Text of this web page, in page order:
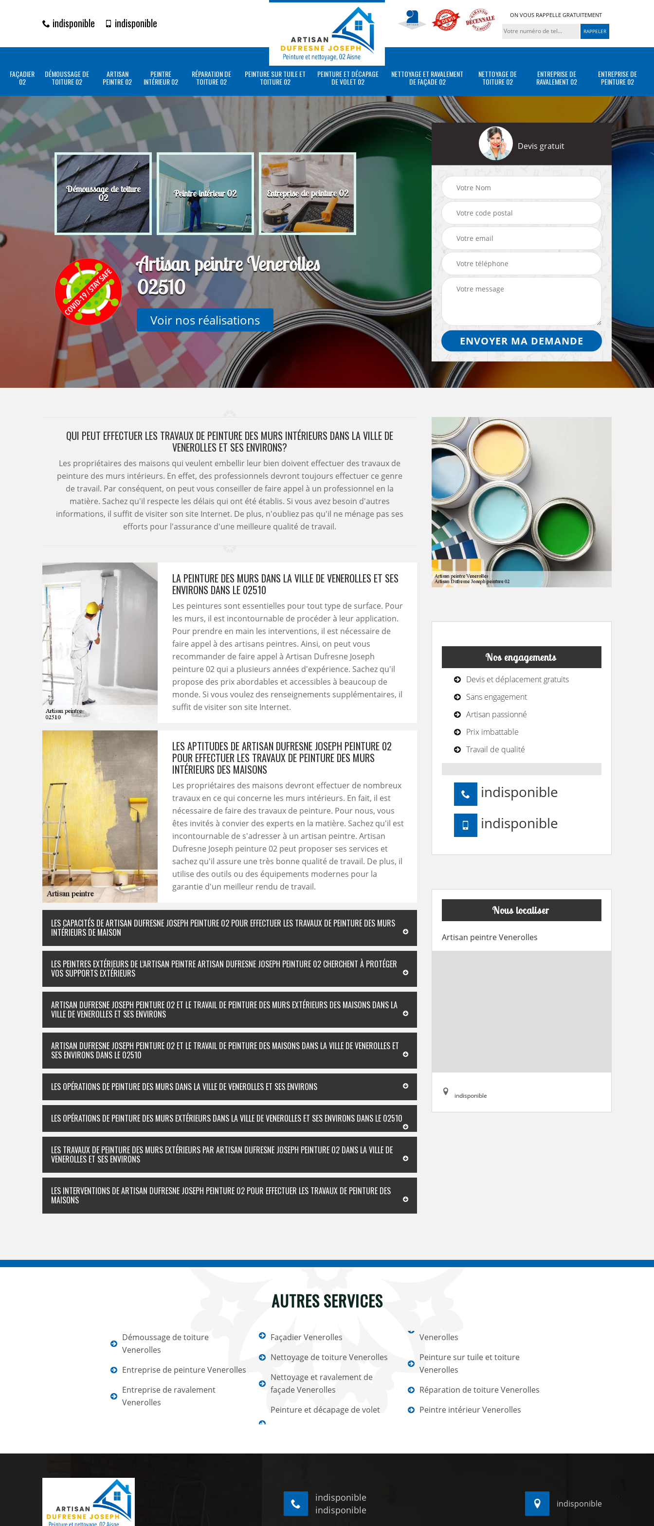
indisponible indisponible
ON VOUS RAPPELLE GRATUITEMENT
FAÇADIER
02
DÉMOUSSAGE DE
TOITURE 02
ARTISAN
PEINTRE 02
PEINTRE
INTÉRIEUR 02
RÉPARATION DE
TOITURE 02
PEINTURE SUR TUILE ET
TOITURE 02
PEINTURE ET DÉCAPAGE
DE VOLET 02
NETTOYAGE ET RAVALEMENT
DE FAÇADE 02
NETTOYAGE DE
TOITURE 02
ENTREPRISE DE
RAVALEMENT 02
ENTREPRISE DE
PEINTURE 02
Démoussage de toiture
02 Peintre intérieur 02 Entreprise de peinture 02
Artisan peintre Venerolles
02510
Voir nos réalisations
Devis gratuit
QUI PEUT EFFECTUER LES TRAVAUX DE PEINTURE DES MURS INTÉRIEURS DANS LA VILLE DE
VENEROLLES ET SES ENVIRONS?
Les propriétaires des maisons qui veulent embellir leur bien doivent effectuer des travaux de
peinture des murs intérieurs. En effet, des professionnels devront toujours effectuer ce genre
de travail. Par conséquent, on peut vous conseiller de faire appel à un professionnel en la
matière. Sachez qu'il respecte les délais qui ont été établis. Si vous avez besoin d'autres
informations, il suffit de visiter son site Internet. De plus, n'oubliez pas qu'il ne ménage pas ses
efforts pour l'assurance d'une meilleure qualité de travail.
LA PEINTURE DES MURS DANS LA VILLE DE VENEROLLES ET SES
ENVIRONS DANS LE 02510
Les peintures sont essentielles pour tout type de surface. Pour
les murs, il est incontournable de procéder à leur application.
Pour prendre en main les interventions, il est nécessaire de
faire appel à des artisans peintres. Ainsi, on peut vous
recommander de faire appel à Artisan Dufresne Joseph
peinture 02 qui a plusieurs années d'expérience. Sachez qu'il
propose des prix abordables et accessibles à beaucoup de
monde. Si vous voulez des renseignements supplémentaires, il
suffit de visiter son site Internet.
LES APTITUDES DE ARTISAN DUFRESNE JOSEPH PEINTURE 02
POUR EFFECTUER LES TRAVAUX DE PEINTURE DES MURS
INTÉRIEURS DES MAISONS
Les propriétaires des maisons devront effectuer de nombreux
travaux en ce qui concerne les murs intérieurs. En fait, il est
nécessaire de faire des travaux de peinture. Pour nous, vous
êtes invités à convier des experts en la matière. Sachez qu'il est
incontournable de s'adresser à un artisan peintre. Artisan
Dufresne Joseph peinture 02 peut proposer ses services et
sachez qu'il assure une très bonne qualité de travail. De plus, il
utilise des outils ou des équipements modernes pour la
garantie d'un meilleur rendu de travail.
LES CAPACITÉS DE ARTISAN DUFRESNE JOSEPH PEINTURE 02 POUR EFFECTUER LES TRAVAUX DE PEINTURE DES MURS
INTÉRIEURS DE MAISON
LES PEINTRES EXTÉRIEURS DE L’ARTISAN PEINTRE ARTISAN DUFRESNE JOSEPH PEINTURE 02 CHERCHENT À PROTÉGER
VOS SUPPORTS EXTÉRIEURS
ARTISAN DUFRESNE JOSEPH PEINTURE 02 ET LE TRAVAIL DE PEINTURE DES MURS EXTÉRIEURS DES MAISONS DANS LA
VILLE DE VENEROLLES ET SES ENVIRONS
ARTISAN DUFRESNE JOSEPH PEINTURE 02 ET LE TRAVAIL DE PEINTURE DES MAISONS DANS LA VILLE DE VENEROLLES ET
SES ENVIRONS DANS LE 02510
LES OPÉRATIONS DE PEINTURE DES MURS DANS LA VILLE DE VENEROLLES ET SES ENVIRONS
LES OPÉRATIONS DE PEINTURE DES MURS EXTÉRIEURS DANS LA VILLE DE VENEROLLES ET SES ENVIRONS DANS LE 02510
LES TRAVAUX DE PEINTURE DES MURS EXTÉRIEURS PAR ARTISAN DUFRESNE JOSEPH PEINTURE 02 DANS LA VILLE DE
VENEROLLES ET SES ENVIRONS
LES INTERVENTIONS DE ARTISAN DUFRESNE JOSEPH PEINTURE 02 POUR EFFECTUER LES TRAVAUX DE PEINTURE DES
MAISONS
Nos engagements
Devis et déplacement gratuits
Sans engagement
Artisan passionné
Prix imbattable
Travail de qualité
indisponible
indisponible
Nous localiser
Artisan peintre Venerolles
indisponible
AUTRES SERVICES
Démoussage de toiture
Venerolles
Entreprise de peinture Venerolles
Entreprise de ravalement
Venerolles
Façadier Venerolles
Nettoyage de toiture Venerolles
Nettoyage et ravalement de
façade Venerolles
Peinture et décapage de volet
Venerolles
Peinture sur tuile et toiture
Venerolles
Réparation de toiture Venerolles
Peintre intérieur Venerolles
indisponible
indisponible
indisponible